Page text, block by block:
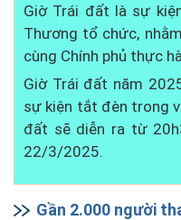
Giờ Trái đất là sự
Thương tổ chức,
cùng Chính phủ thực
Giờ Trái đất năm
sự kiện tắt đèn trong
đất sẽ diễn ra từ
22/3/2025.
Gần 2.000 người